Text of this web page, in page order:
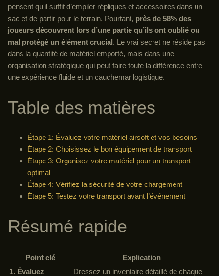
pensent qu’il suffit d’empiler répliques et accessoires dans un
sac et de partir pour le terrain. Pourtant, près de 58% des
joueurs découvrent lors d’une partie qu’ils ont oublié ou
mal protégé un élément crucial . Le vrai secret ne réside pas
dans la quantité de matériel emporté, mais dans une
organisation stratégique qui peut faire toute la différence entre
une expérience fluide et un cauchemar logistique.
Table des matières
Étape 1: Évaluez votre matériel airsoft et vos besoins
Étape 2: Choisissez le bon équipement de transport
Étape 3: Organisez votre matériel pour un transport
optimal
Étape 4: Vérifiez la sécurité de votre chargement
Étape 5: Testez votre transport avant l’événement
Résumé rapide
Point clé
Explication
1. Évaluez
Dressez un inventaire détaillé de chaque